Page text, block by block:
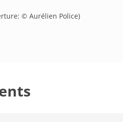
© Aurélien Police)